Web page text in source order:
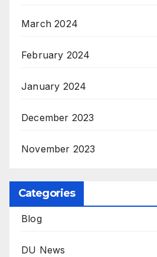
March 2024
February 2024
January 2024
December 2023
November 2023
Categories
Blog
DU News